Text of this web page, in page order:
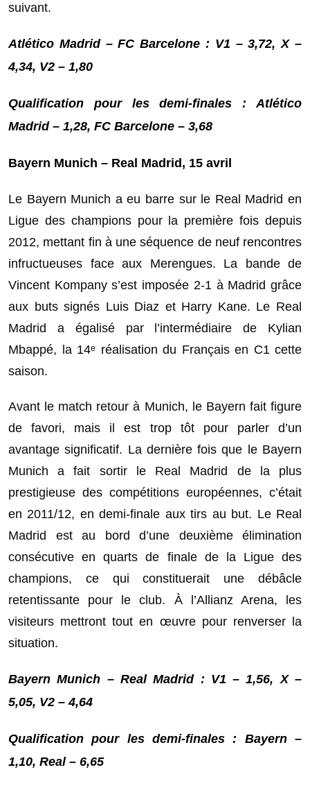
suivant.
Atlético Madrid – FC Barcelone : V1 – 3,72, X –
4,34, V2 – 1,80
Qualification pour les demi-finales : Atlético
Madrid – 1,28, FC Barcelone – 3,68
Bayern Munich – Real Madrid, 15 avril
Le Bayern Munich a eu barre sur le Real Madrid en
Ligue des champions pour la première fois depuis
2012, mettant fin à une séquence de neuf rencontres
infructueuses face aux Merengues. La bande de
Vincent Kompany s’est imposée 2-1 à Madrid grâce
aux buts signés Luis Diaz et Harry Kane. Le Real
Madrid a égalisé par l’intermédiaire de Kylian
Mbappé, la 14ᵉ réalisation du Français en C1 cette
saison.
Avant le match retour à Munich, le Bayern fait figure
de favori, mais il est trop tôt pour parler d’un
avantage significatif. La dernière fois que le Bayern
Munich a fait sortir le Real Madrid de la plus
prestigieuse des compétitions européennes, c’était
en 2011/12, en demi-finale aux tirs au but. Le Real
Madrid est au bord d’une deuxième élimination
consécutive en quarts de finale de la Ligue des
champions, ce qui constituerait une débâcle
retentissante pour le club. À l’Allianz Arena, les
visiteurs mettront tout en œuvre pour renverser la
situation.
Bayern Munich – Real Madrid : V1 – 1,56, X –
5,05, V2 – 4,64
Qualification pour les demi-finales : Bayern –
1,10, Real – 6,65